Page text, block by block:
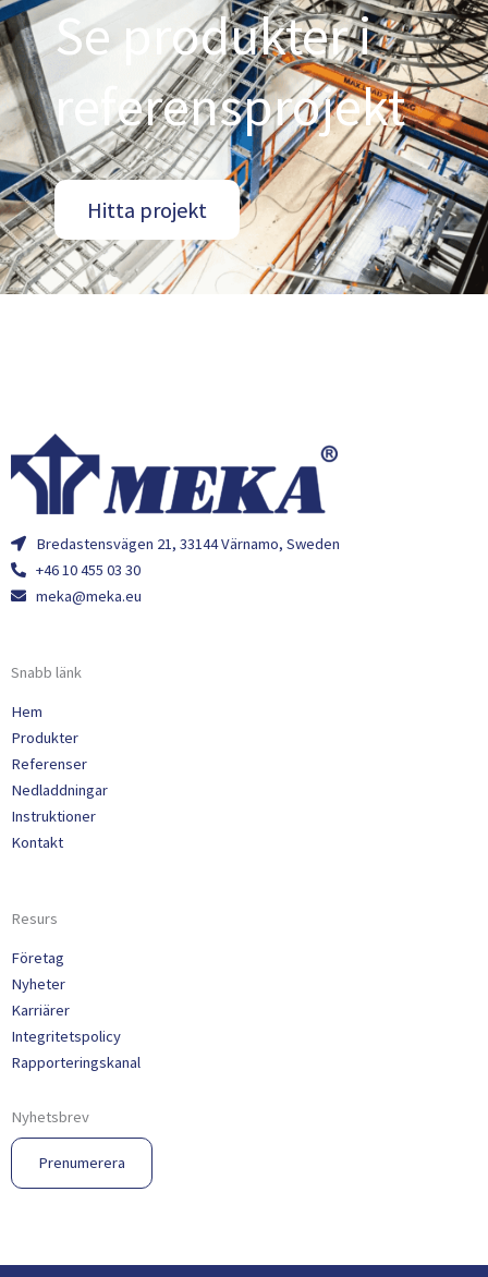
Se produkter i
referensprojekt
Hitta projekt
Bredastensvägen 21, 33144 Värnamo, Sweden
+46 10 455 03 30
meka@meka.eu
Snabb länk
Hem
Produkter
Referenser
Nedladdningar
Instruktioner
Kontakt
Resurs
Företag
Nyheter
Karriärer
Integritetspolicy
Rapporteringskanal
Nyhetsbrev
Prenumerera